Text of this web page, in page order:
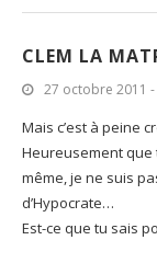
CLEM LA
27 octobre 2011 -
Mais c’est à peine
Heureusement que
même, je ne suis
d’Hypocrate…
Est-ce que tu sais